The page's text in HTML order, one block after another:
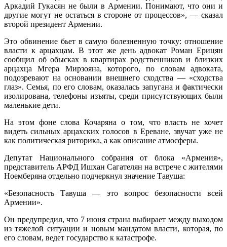
Аркадий Гукасян не были в Армении. Понимают, что они и
другие могут не остаться в стороне от процессов», — сказал
второй президент Армении.
Это обвинение бьет в самую болезненную точку: отношение
власти к арцахцам. В этот же день адвокат Роман Ерицян
сообщил об обысках в квартирах родственников и близких
арцахца Мгера Мирзояна, которого, по словам адвоката,
подозревают на основании внешнего сходства — «сходства
глаз». Семья, по его словам, оказалась запугана и фактически
изолирована, телефоны изъяты, среди присутствующих были
маленькие дети.
На этом фоне слова Кочаряна о том, что власть не хочет
видеть сильных арцахских голосов в Ереване, звучат уже не
как политическая риторика, а как описание атмосферы.
Депутат Национального собрания от блока «Армения»,
представитель АРФД Ишхан Сагателян на встрече с жителями
Ноемберяна отдельно подчеркнул значение Тавуша:
«Безопасность Тавуша — это вопрос безопасности всей
Армении».
Он предупредил, что 7 июня страна выбирает между выходом
из тяжелой ситуации и новым мандатом власти, которая, по
его словам, ведет государство к катастрофе.